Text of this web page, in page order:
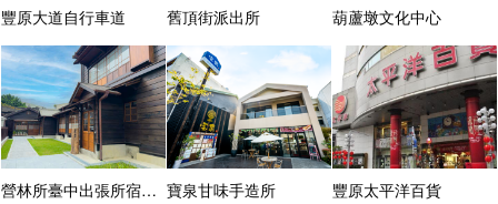
豐原大道自行車道 舊頂街派出所 葫蘆墩文化中心
營林所臺中出張所宿泊所 寶泉甘味手造所 豐原太平洋百貨